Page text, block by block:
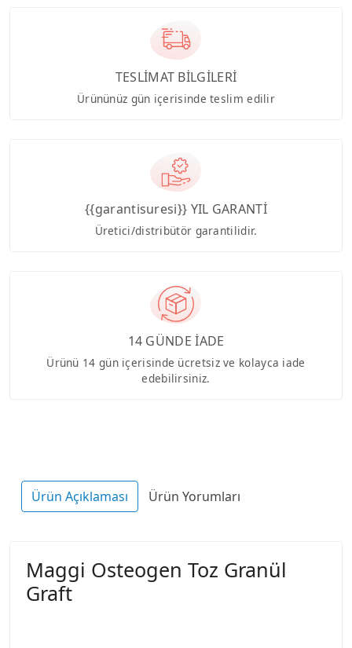
TESLİMAT BİLGİLERİ
Ürününüz gün içerisinde teslim edilir
{{garantisuresi}} YIL GARANTİ
Üretici/distribütör garantilidir.
14 GÜNDE İADE
Ürünü 14 gün içerisinde ücretsiz ve kolayca iade
edebilirsiniz.
Ürün Açıklaması Ürün Yorumları
Maggi Osteogen Toz Granül
Graft